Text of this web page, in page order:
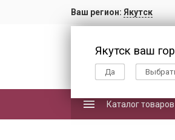
Ваш регион: Якутск
Якутск ваш
Да
Каталог товаров